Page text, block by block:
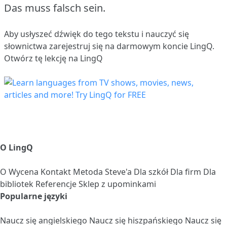
Das muss falsch sein.
Aby usłyszeć dźwięk do tego tekstu i nauczyć się
słownictwa zarejestruj się na darmowym koncie LingQ.
Otwórz tę lekcję na LingQ
O LingQ
O Wycena Kontakt Metoda Steve'a Dla szkół Dla firm Dla
bibliotek ReferencjeSklep z upominkami
Popularne języki
Naucz się angielskiego Naucz się hiszpańskiego Naucz się